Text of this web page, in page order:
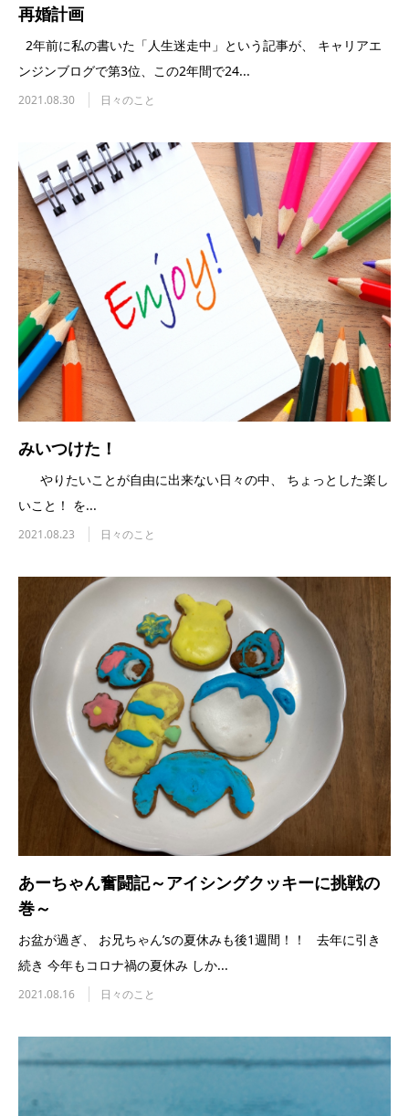
再婚計画
2年前に私の書いた「人生迷走中」という記事が、 キャリアエ
ンジンブログで第3位、この2年間で24...
2021.08.30 日々のこと
みいつけた！
やりたいことが自由に出来ない日々の中、 ちょっとした楽し
いこと！ を...
2021.08.23 日々のこと
あーちゃん奮闘記～アイシングクッキーに挑戦の
巻～
お盆が過ぎ、 お兄ちゃん’sの夏休みも後1週間！！ 去年に引き
続き 今年もコロナ禍の夏休み しか...
2021.08.16 日々のこと